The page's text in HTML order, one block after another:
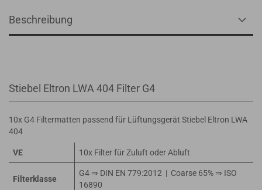
Beschreibung
Stiebel Eltron LWA 404 Filter G4
10x G4 Filtermatten passend für Lüftungsgerät Stiebel Eltron LWA
404
VE 10x Filter für Zuluft oder Abluft
Filterklasse
G4 ⇒ DIN EN 779:2012 | Coarse 65% ⇒ ISO
16890